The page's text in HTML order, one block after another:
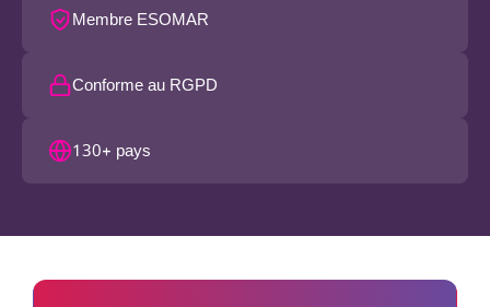
Membre ESOMAR
Conforme au RGPD
130+ pays